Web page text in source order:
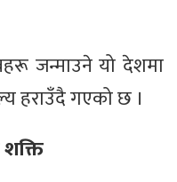
जन्माउने यो देशमा
हराउँदै गएको छ ।